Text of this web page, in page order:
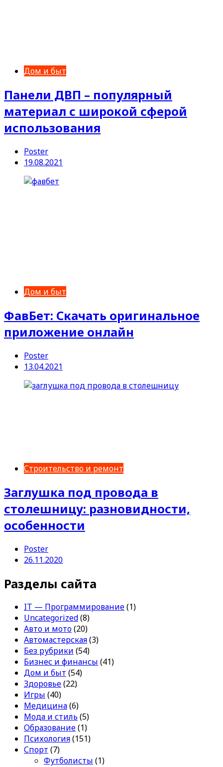
Дом и быт
Панели ДВП – популярный
материал с широкой сферой
использования
Poster
19.08.2021
Дом и быт
ФавБет: Скачать оригинальное
приложение онлайн
Poster
13.04.2021
Строительство и ремонт
Заглушка под провода в
столешницу: разновидности,
особенности
Poster
26.11.2020
Разделы сайта
IT — Программирование(1)
Uncategorized(8)
Авто и мото(20)
Автомастерская(3)
Без рубрики (54)
Бизнес и финансы (41)
Дом и быт (54)
Здоровье(22)
Игры (40)
Медицина(6)
Мода и стиль (5)
Образование(1)
Психология(151)
Спорт (7)
Футболисты (1)